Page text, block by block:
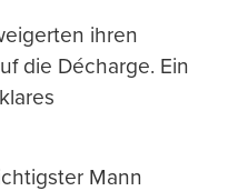
ihren
die Décharge. Ein
Mann